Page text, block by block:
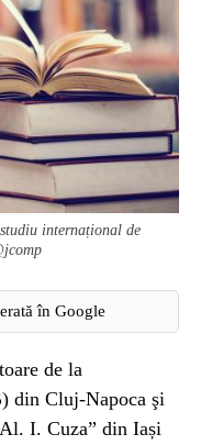
internațional de
în Google
de la
din Cluj‑Napoca şi
I. Cuza” din Iași